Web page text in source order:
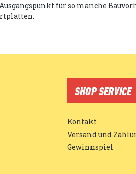
für so manche
SHOP SERVICE
Kontakt
Versand und
Gewinnspiel